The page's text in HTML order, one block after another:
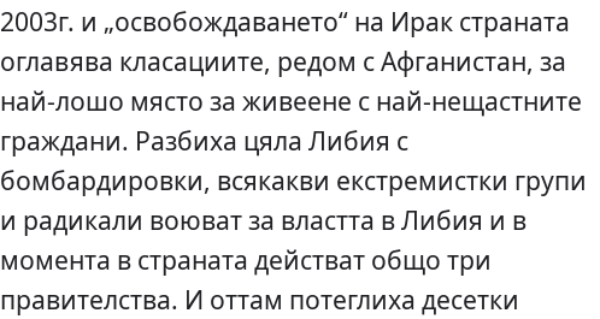
2003г. и „освобождаването“ на Ирак страната
оглавява класациите, редом с Афганистан, за
най-лошо място за живеене с най-нещастните
граждани. Разбиха цяла Либия с
бомбардировки, всякакви екстремистки групи
и радикали воюват за властта в Либия и в
момента в страната действат общо три
правителства. И оттам потеглиха десетки